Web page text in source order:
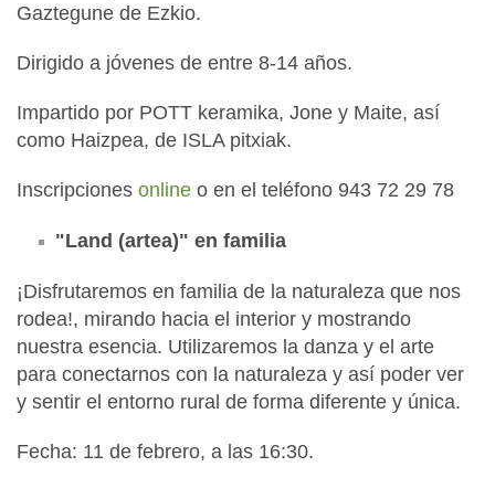
Gaztegune de Ezkio.
Dirigido a jóvenes de entre 8-14 años.
Impartido por POTT keramika, Jone y Maite, así
como Haizpea, de ISLA pitxiak.
Inscripciones online o en el teléfono 943 72 29 78
"Land (artea)" en familia
¡Disfrutaremos en familia de la naturaleza que nos
rodea!, mirando hacia el interior y mostrando
nuestra esencia. Utilizaremos la danza y el arte
para conectarnos con la naturaleza y así poder ver
y sentir el entorno rural de forma diferente y única.
Fecha: 11 de febrero, a las 16:30.